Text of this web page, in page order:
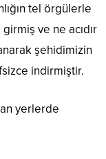
tel örgülerle
ve ne acıdır
şehidimizin
indirmiştir.
yerlerde